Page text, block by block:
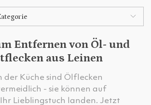
Entfernen von Öl- und
aus Leinen
der Küche sind Ölflecken
- sie können auf
Lieblingstuch landen. Jetzt